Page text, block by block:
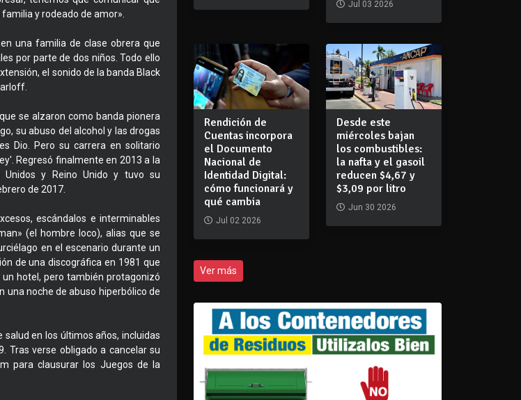
y rodeado de amor».
una familia de clase obrera que
por parte de dos niños. Todo ello
el sonido de la banda Black
se alzaron como banda pionera
su abuso del alcohol y las drogas
Dio. Pero su carrera en solitario
Regresó finalmente en 2013 a la
y Reino Unido y tuvo su
de 2017.
escándalos e interminables
(el hombre loco), alias que se
en el escenario durante un
de una discográfica en 1981 que
hotel, pero también protagonizó
una noche de abuso hiperbólico de
en los últimos años, incluidas
Tras verse obligado a cancelar su
para clausurar los Juegos de la
Jul 03 2026
Rendición de
Cuentas incorpora
el Documento
Nacional de
Identidad Digital:
cómo funcionará y
qué cambia
Jul 02 2026
Desde este
miércoles bajan
los combustibles:
la nafta y el gasoil
reducen $4,67 y
$3,09 por litro
Jun 30 2026
Ver más